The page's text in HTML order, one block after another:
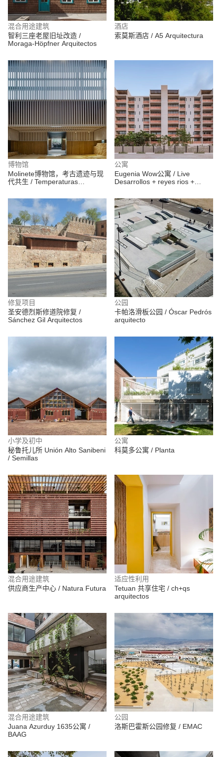
混合用途建筑
智利三座老屋旧址改造 /
Moraga-Höpfner Arquitectos
酒店
索莫斯酒店 / A5 Arquitectura
博物馆
Molinete博物馆，考古遗迹与现
代共生 / Temperaturas
公寓
Eugenia Wow公寓 / Live
Desarrollos + reyes rios +
修复项目
圣安德烈斯修道院修复 /
Sánchez Gil Arquitectos
公园
卡帕洛滑板公园 / Óscar Pedrós
arquitecto
小学及初中
秘鲁托儿所 Unión Alto Sanibeni
/ Semillas
公寓
科莫多公寓 / Planta
混合用途建筑
供应商生产中心 / Natura Futura
适应性利用
Tetuan 共享住宅 / ch+qs
arquitectos
混合用途建筑
Juana Azurduy 1635公寓 /
BAAG
公园
洛斯巴霍斯公园修复 / EMAC